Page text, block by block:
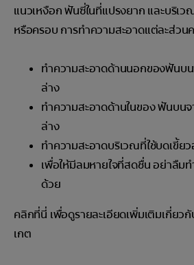
แนวเหงือก ฟันซี่ในที่แปรงยาก และบริเ
หรือครอบ การทำความสะอาดแต่ละส่วน
ทำความสะอาดด้านนอกของฟันบ
ล่าง
ทำความสะอาดด้านในของ ฟันบน
ล่าง
ทำความสะอาดบริเวณที่ใช้บดเขี้ยว
เพื่อให้มีลมหายใจที่สดชื่น อย่าลืม
ด้วย
คลิกที่นี่ เพื่อดูรายละเอียดเพิ่มเติมเกี่ยว
เกต